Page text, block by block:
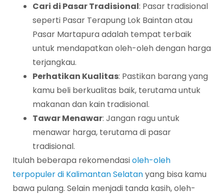
Cari di Pasar Tradisional: Pasar tradisional
seperti Pasar Terapung Lok Baintan atau
Pasar Martapura adalah tempat terbaik
untuk mendapatkan oleh-oleh dengan harga
terjangkau.
Perhatikan Kualitas: Pastikan barang yang
kamu beli berkualitas baik, terutama untuk
makanan dan kain tradisional.
Tawar Menawar: Jangan ragu untuk
menawar harga, terutama di pasar
tradisional.
Itulah beberapa rekomendasioleh-oleh
terpopuler di Kalimantan Selatanyang bisa kamu
bawa pulang. Selain menjadi tanda kasih, oleh-